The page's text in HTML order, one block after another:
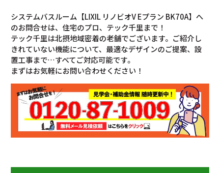
システムバスルーム【LIXIL リノビオV Eプラン BK70A】へ
のお問合せは、住宅のプロ、テック千里まで！
テック千里は北摂地域密着の老舗でございます。ご紹介し
きれていない機能について、最適なデザインのご提案、設
置工事まで…すべてご対応可能です。
まずはお気軽にお問い合わせください！